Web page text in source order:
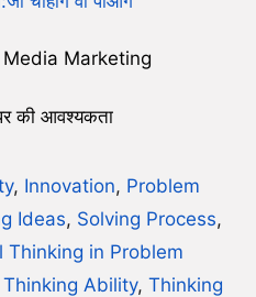
Marketing
की आवश्यकता
, Innovation, Problem
Ideas, Solving Process,
in Problem
Thinking Ability, Thinking